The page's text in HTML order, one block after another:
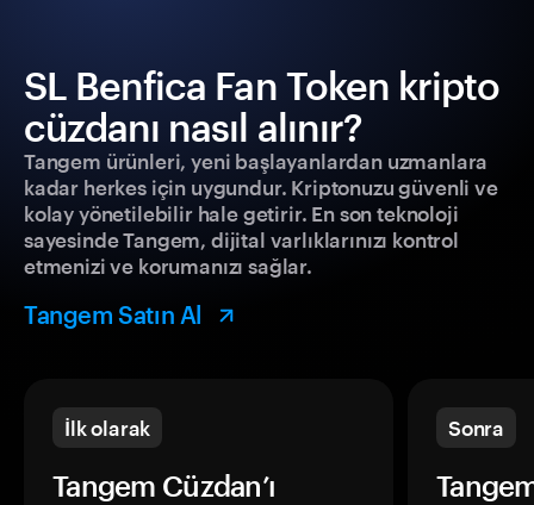
SL Benfica Fan Token kripto
cüzdanı nasıl alınır?
Tangem ürünleri, yeni başlayanlardan uzmanlara
kadar herkes için uygundur. Kriptonuzu güvenli ve
kolay yönetilebilir hale getirir. En son teknoloji
sayesinde Tangem, dijital varlıklarınızı kontrol
etmenizi ve korumanızı sağlar.
Tangem Satın Al
İlk olarak
Tangem Cüzdan’ı
Sonra